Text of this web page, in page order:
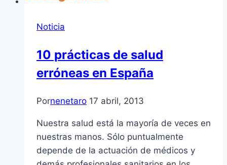
Noticia
10 prácticas de salud
erróneas en España
Pornenetaro 17 abril, 2013
Nuestra salud está la mayorí­a de veces en
nuestras manos. Sólo puntualmente
depende de la actuación de médicos y